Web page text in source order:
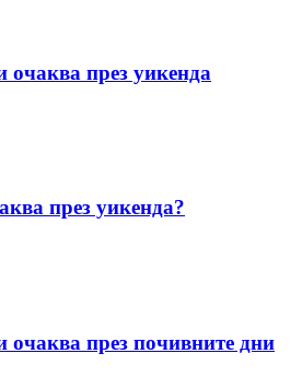
очаква през уикенда
през уикенда?
очаква през почивните дни